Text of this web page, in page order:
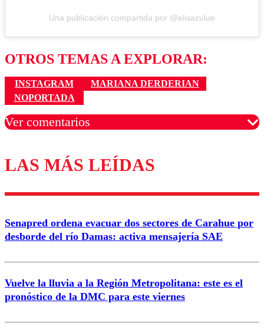
Una publicación compartida por @elisazulue
OTROS TEMAS A EXPLORAR:
INSTAGRAM
MARIANA DERDERIAN
NOPORTADA
Ver comentarios
Los comentarios son moderados para garantizar un
diálogo respetuoso.
Correo
Enviar comentario
LAS MÁS LEÍDAS
Senapred ordena evacuar dos sectores de Carahue por
desborde del río Damas: activa mensajería SAE
Vuelve la lluvia a la Región Metropolitana: este es el
pronóstico de la DMC para este viernes